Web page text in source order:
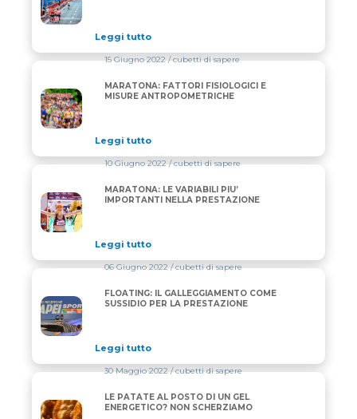
Leggi tutto
MARATONA: FATTORI FISIOLOGICI E MISURE
15 Giugno 2022/ cubetti di sapere
MARATONA: FATTORI FISIOLOGICI E
MISURE ANTROPOMETRICHE
Leggi tutto
MARATONA: LE VARIABILI PIU’ IMPORTANTI NELLA
10 Giugno 2022/ cubetti di sapere
MARATONA: LE VARIABILI PIU’
IMPORTANTI NELLA PRESTAZIONE
Leggi tutto
FLOATING: IL GALLEGGIAMENTO COME SUSSIDIO
06 Giugno 2022/ cubetti di sapere
FLOATING: IL GALLEGGIAMENTO COME
SUSSIDIO PER LA PRESTAZIONE
Leggi tutto
LE PATATE AL POSTO DI UN GEL ENERGETICO?
30 Maggio 2022/ cubetti di sapere
LE PATATE AL POSTO DI UN GEL
ENERGETICO? NON SCHERZIAMO